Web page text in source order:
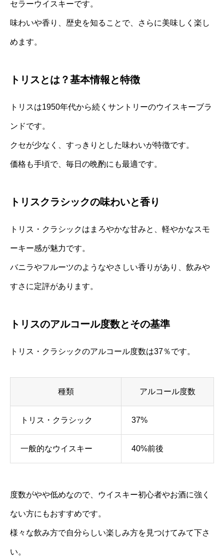
セラーウイスキーです。
味わいや香り、歴史を知ることで、さらに美味しく楽し
めます。
トリスとは？基本情報と特徴
トリスは1950年代から続くサントリーのウイスキーブラ
ンドです。
クセが少なく、すっきりとした味わいが特徴です。
価格も手頃で、毎日の晩酌にも最適です。
トリスクラシックの味わいと香り
トリス・クラシックはまろやかな甘みと、軽やかなスモ
ーキー感が魅力です。
バニラやフルーツのようなやさしい香りがあり、飲みや
すさに定評があります。
トリスのアルコール度数とその基準
トリス・クラシックのアルコール度数は37％です。
種類 アルコール度数
トリス・クラシック 37%
一般的なウイスキー 40%前後
度数がやや低めなので、ウイスキー初心者やお酒に強く
ない方にもおすすめです。
様々な飲み方で自分らしい楽しみ方を見つけてみて下さ
い。